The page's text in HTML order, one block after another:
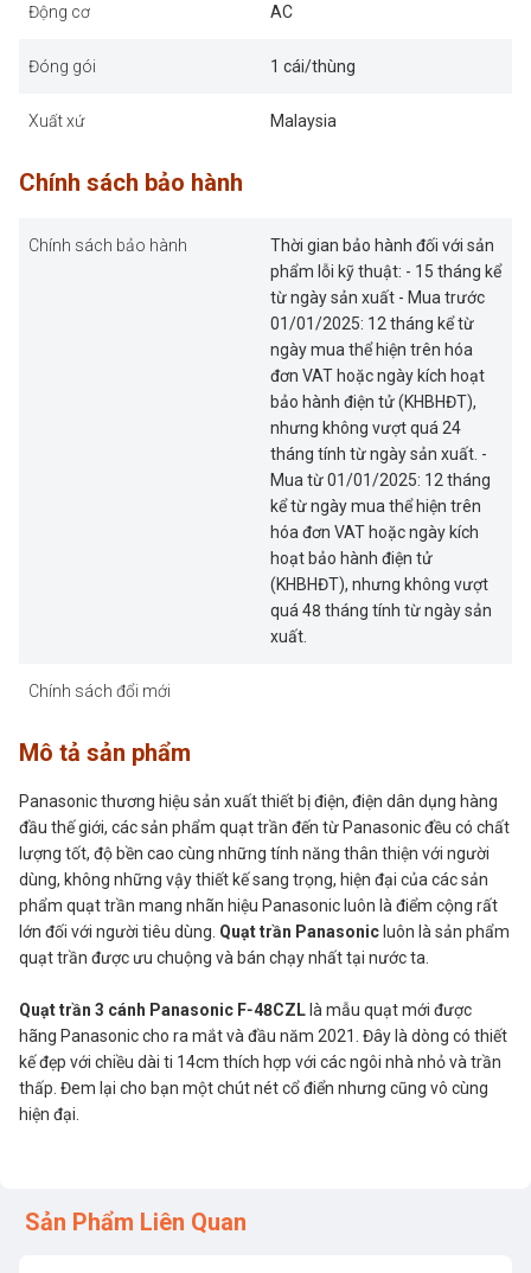
Động cơ AC
Đóng gói 1 cái/thùng
Xuất xứ Malaysia
Chính sách bảo hành
Chính sách bảo hành
Thời gian bảo hành đối với sản
phẩm lỗi kỹ thuật: - 15 tháng kể
từ ngày sản xuất - Mua trước
01/01/2025: 12 tháng kể từ
ngày mua thể hiện trên hóa
đơn VAT hoặc ngày kích hoạt
bảo hành điện tử (KHBHĐT),
nhưng không vượt quá 24
tháng tính từ ngày sản xuất. -
Mua từ 01/01/2025: 12 tháng
kể từ ngày mua thể hiện trên
hóa đơn VAT hoặc ngày kích
hoạt bảo hành điện tử
(KHBHĐT), nhưng không vượt
quá 48 tháng tính từ ngày sản
xuất.
Chính sách đổi mới
Mô tả sản phẩm
Panasonic thương hiệu sản xuất thiết bị điện, điện dân dụng hàng
đầu thế giới, các sản phẩm quạt trần đến từ Panasonic đều có chất
lượng tốt, độ bền cao cùng những tính năng thân thiện với người
dùng, không những vậy thiết kế sang trọng, hiện đại của các sản
phẩm quạt trần mang nhãn hiệu Panasonic luôn là điểm cộng rất
lớn đối với người tiêu dùng. Quạt trần Panasonic luôn là sản phẩm
quạt trần được ưu chuộng và bán chạy nhất tại nước ta.
Quạt trần 3 cánh Panasonic F‑48CZL là mẫu quạt mới được
hãng Panasonic cho ra mắt và đầu năm 2021. Đây là dòng có thiết
kế đẹp với chiều dài ti 14cm thích hợp với các ngôi nhà nhỏ và trần
thấp. Đem lại cho bạn một chút nét cổ điển nhưng cũng vô cùng
hiện đại.
Sản Phẩm Liên Quan